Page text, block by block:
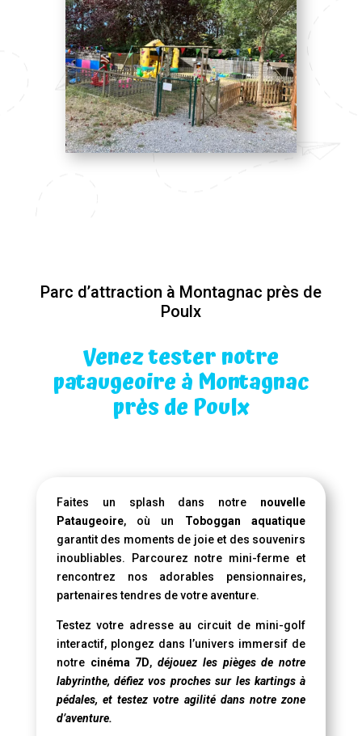
Parc d’attraction à Montagnac près de
Poulx
Venez tester notre
pataugeoire à Montagnac
près de Poulx
Faites un splash dans notre nouvelle
Pataugeoire, où un Toboggan aquatique
garantit des moments de joie et des souvenirs
inoubliables. Parcourez notre mini-ferme et
rencontrez nos adorables pensionnaires,
partenaires tendres de votre aventure.
Testez votre adresse au circuit de mini-golf
interactif, plongez dans l’univers immersif de
notre cinéma 7D,déjouez les pièges de notre
labyrinthe, défiez vos proches sur les kartings à
pédales, et testez votre agilité dans notre zone
d’aventure.